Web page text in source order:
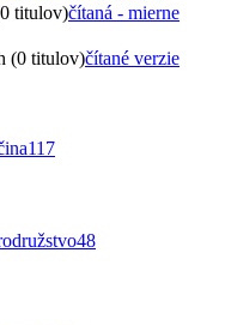
titulov)čítaná - mierne
(0 titulov)čítané verzie
117
48